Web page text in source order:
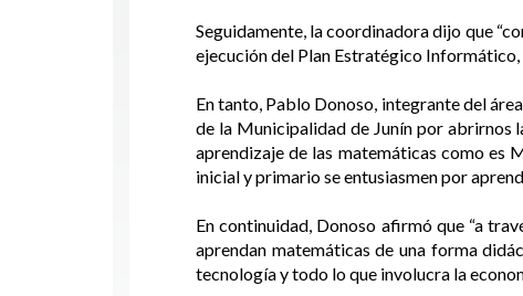
Seguidamente, la coordinadora dijo que
ejecución del Plan Estratégico Informático,
En tanto, Pablo Donoso, integrante del
de la Municipalidad de Junín por abrirnos
aprendizaje de las matemáticas como es
inicial y primario se entusiasmen por
En continuidad, Donoso afirmó que “a
aprendan matemáticas de una forma
tecnología y todo lo que involucra la